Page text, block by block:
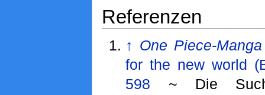
Referenzen
↑ One Piece-Manga
for the new world
598 ~ Die